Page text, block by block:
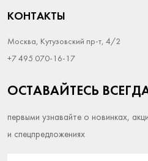
КОНТАКТЫ
Москва, Кутузовский пр-т, 4/2
+7 495 070-16-17
ОСТАВАЙТЕСЬ
первыми узнавайте о новинках,
и спецпредложениях